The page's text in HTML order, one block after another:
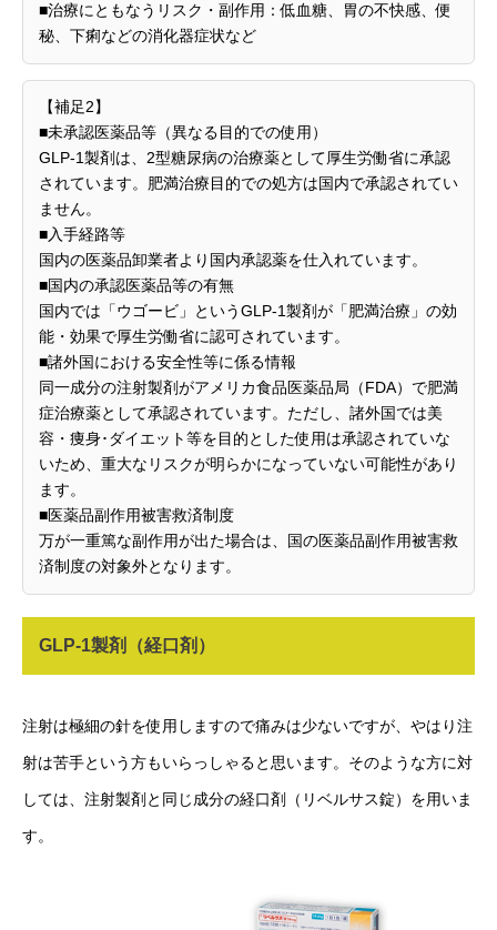
■治療にともなうリスク・副作用：低血糖、胃の不快感、便
秘、下痢などの消化器症状など
【補足2】
■未承認医薬品等（異なる目的での使用）
GLP-1製剤は、2型糖尿病の治療薬として厚生労働省に承認
されています。肥満治療目的での処方は国内で承認されてい
ません。
■入手経路等
国内の医薬品卸業者より国内承認薬を仕入れています。
■国内の承認医薬品等の有無
国内では「ウゴービ」というGLP-1製剤が「肥満治療」の効
能・効果で厚生労働省に認可されています。
■諸外国における安全性等に係る情報
同一成分の注射製剤がアメリカ食品医薬品局（FDA）で肥満
症治療薬として承認されています。ただし、諸外国では美
容・痩身･ダイエット等を目的とした使用は承認されていな
いため、重大なリスクが明らかになっていない可能性があり
ます。
■医薬品副作用被害救済制度
万が一重篤な副作用が出た場合は、国の医薬品副作用被害救
済制度の対象外となります。
GLP-1製剤（経口剤）
注射は極細の針を使用しますので痛みは少ないですが、やはり注
射は苦手という方もいらっしゃると思います。そのような方に対
しては、注射製剤と同じ成分の経口剤（リベルサス錠）を用いま
す。